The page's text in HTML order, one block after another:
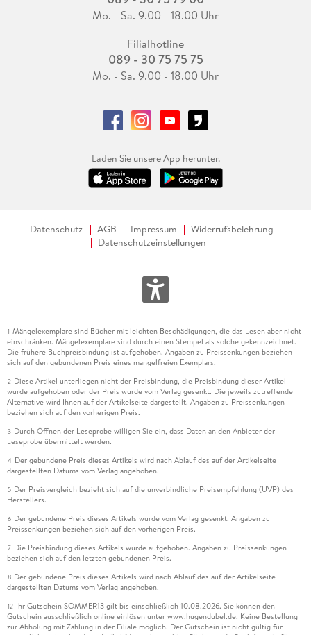
Mo. - Sa. 9.00 - 18.00 Uhr
Filialhotline
089 - 30 75 75 75
Mo. - Sa. 9.00 - 18.00 Uhr
Laden Sie unsere App herunter.
Datenschutz AGB Impressum
Widerrufsbelehrung
Datenschutzeinstellungen
1 Mängelexemplare sind Bücher mit leichten Beschädigungen, die das Lesen aber nicht
einschränken. Mängelexemplare sind durch einen Stempel als solche gekennzeichnet.
Die frühere Buchpreisbindung ist aufgehoben. Angaben zu Preissenkungen beziehen
sich auf den gebundenen Preis eines mangelfreien Exemplars.
2 Diese Artikel unterliegen nicht der Preisbindung, die Preisbindung dieser Artikel
wurde aufgehoben oder der Preis wurde vom Verlag gesenkt. Die jeweils zutreffende
Alternative wird Ihnen auf der Artikelseite dargestellt. Angaben zu Preissenkungen
beziehen sich auf den vorherigen Preis.
3 Durch Öffnen der Leseprobe willigen Sie ein, dass Daten an den Anbieter der
Leseprobe übermittelt werden.
4 Der gebundene Preis dieses Artikels wird nach Ablauf des auf der Artikelseite
dargestellten Datums vom Verlag angehoben.
5 Der Preisvergleich bezieht sich auf die unverbindliche Preisempfehlung (UVP) des
Herstellers.
6 Der gebundene Preis dieses Artikels wurde vom Verlag gesenkt. Angaben zu
Preissenkungen beziehen sich auf den vorherigen Preis.
7 Die Preisbindung dieses Artikels wurde aufgehoben. Angaben zu Preissenkungen
beziehen sich auf den letzten gebundenen Preis.
8 Der gebundene Preis dieses Artikels wird nach Ablauf des auf der Artikelseite
dargestellten Datums vom Verlag angehoben.
12 Ihr Gutschein SOMMER13 gilt bis einschließlich 10.08.2026. Sie können den
Gutschein ausschließlich online einlösen unter www.hugendubel.de. Keine Bestellung
zur Abholung mit Zahlung in der Filiale möglich. Der Gutschein ist nicht gültig für